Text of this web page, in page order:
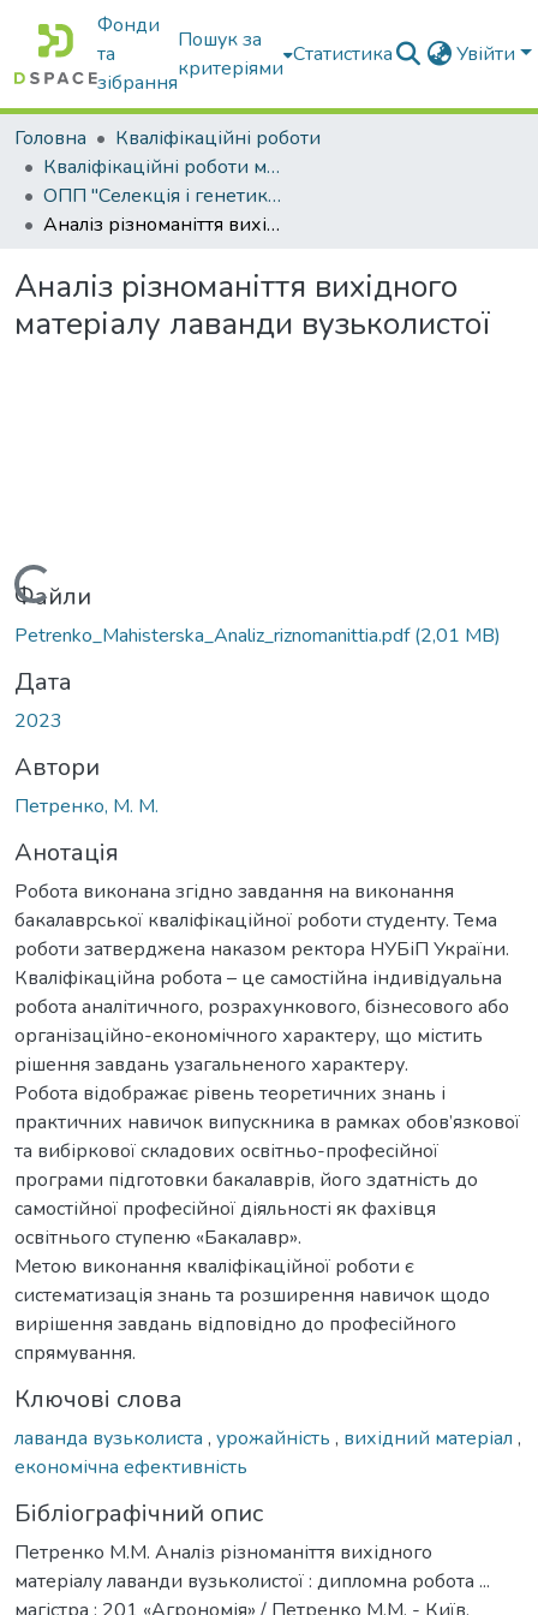
Фонди
та
зібрання
Пошук за
критеріями
Статистика Увійти
Головна
Кваліфікаційні роботи
Кваліфікаційні роботи магістрів
ОПП "Селекція і генетика сільськогосподарських культур"
Аналіз різноманіття вихідного матеріалу лаванди вузьколистої
Аналіз різноманіття вихідного
матеріалу лаванди вузьколистої
Вантажиться...
Файли
Petrenko_Mahisterska_Analiz_riznomanittia.pdf(2,01 MB)
Дата
2023
Автори
Петренко, М. М.
Анотація
Робота виконана згідно завдання на виконання
бакалаврської кваліфікаційної роботи студенту. Тема
роботи затверджена наказом ректора НУБіП України.
Кваліфікаційна робота – це самостійна індивідуальна
робота аналітичного, розрахункового, бізнесового або
організаційно-економічного характеру, що містить
рішення завдань узагальненого характеру.
Робота відображає рівень теоретичних знань і
практичних навичок випускника в рамках обов’язкової
та вибіркової складових освітньо-професійної
програми підготовки бакалаврів, його здатність до
самостійної професійної діяльності як фахівця
освітнього ступеню «Бакалавр».
Метою виконання кваліфікаційної роботи є
систематизація знань та розширення навичок щодо
вирішення завдань відповідно до професійного
спрямування.
Ключові слова
лаванда вузьколиста , урожайність , вихідний матеріал ,
економічна ефективність
Бібліографічний опис
Петренко М.М. Аналіз різноманіття вихідного
матеріалу лаванди вузьколистої : дипломна робота ...